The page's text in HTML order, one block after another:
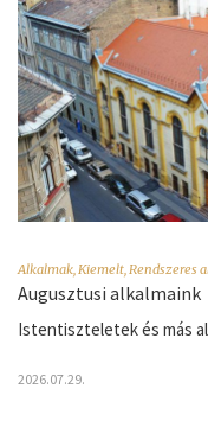
Alkalmak,Kiemelt,Rendszeres
Augusztusi alkalmaink
Istentiszteletek és más
2026.07.29.